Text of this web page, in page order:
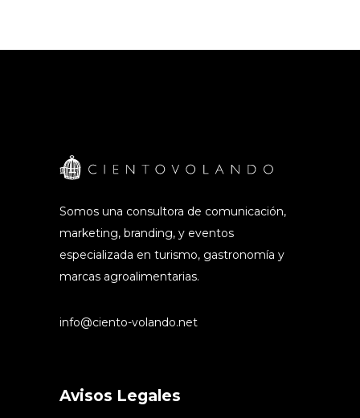
Somos una consultora de comunicación,
marketing, branding, y eventos
especializada en turismo, gastronomía y
marcas agroalimentarias.
info@ciento-volando.net
Avisos Legales